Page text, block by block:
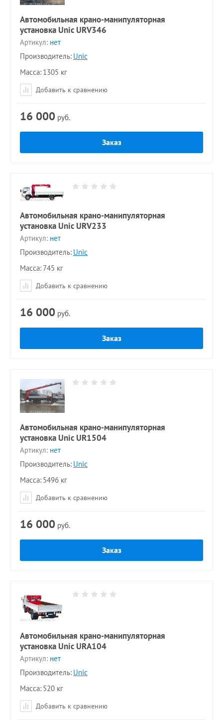
Автомобильная крано-манипуляторная
установка Unic URV346
Артикул: нет
Производитель: Unic
Масса 1305 кг
Добавить к сравнению
16 000 руб.
Заказ
Автомобильная крано-манипуляторная
установка Unic URV233
Артикул: нет
Производитель: Unic
Масса 745 кг
Добавить к сравнению
16 000 руб.
Заказ
Автомобильная крано-манипуляторная
установка Unic UR1504
Артикул: нет
Производитель: Unic
Масса 5496 кг
Добавить к сравнению
16 000 руб.
Заказ
Автомобильная крано-манипуляторная
установка Unic URА104
Артикул: нет
Производитель: Unic
Масса 520 кг
Добавить к сравнению